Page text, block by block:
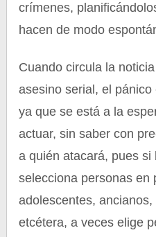
crímenes,
hacen de modo
Cuando circula la
asesino serial, el
ya que se está a la
actuar, sin saber con
a quién atacará, pues
selecciona personas en
adolescentes,
etcétera, a veces elige